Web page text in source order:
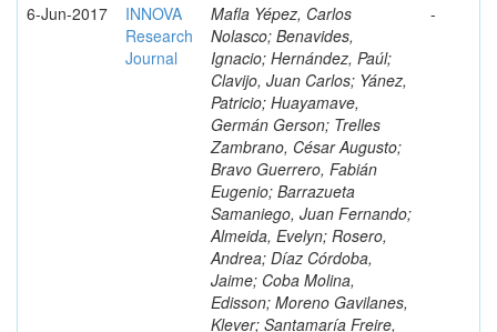
6-Jun-2017
INNOVA
Research
Journal
Mafla Yépez, Carlos
Nolasco; Benavides,
Ignacio; Hernández, Paúl;
Clavijo, Juan Carlos; Yánez,
Patricio; Huayamave,
Germán Gerson; Trelles
Zambrano, César Augusto;
Bravo Guerrero, Fabián
Eugenio; Barrazueta
Samaniego, Juan Fernando;
Almeida, Evelyn; Rosero,
Andrea; Díaz Córdoba,
Jaime; Coba Molina,
Edisson; Moreno Gavilanes,
Klever; Santamaría Freire,
-